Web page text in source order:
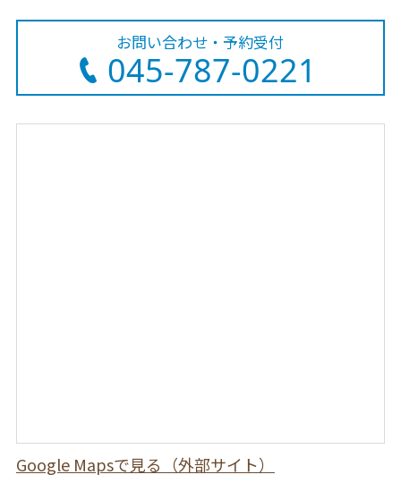
お問い合わせ・予約受付
045-787-0221
Google Mapsで見る（外部サイト）